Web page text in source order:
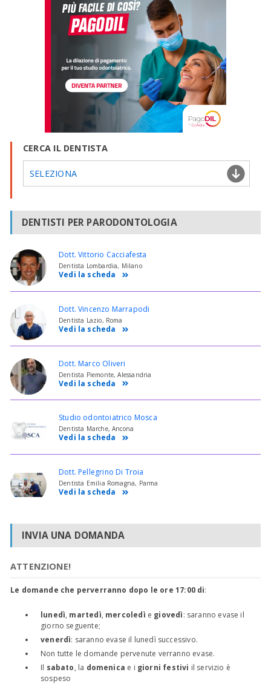
CERCA IL DENTISTA
SELEZIONA
DENTISTI PER PARODONTOLOGIA
Dott. Vittorio Cacciafesta
Dentista Lombardia, Milano
Vedi la scheda
Dott. Vincenzo Marrapodi
Dentista Lazio, Roma
Vedi la scheda
Dott. Marco Oliveri
Dentista Piemonte, Alessandria
Vedi la scheda
Studio odontoiatrico Mosca
Dentista Marche, Ancona
Vedi la scheda
Dott. Pellegrino Di Troia
Dentista Emilia Romagna, Parma
Vedi la scheda
INVIA UNA DOMANDA
ATTENZIONE!
Le domande che perverranno dopo le ore 17:00 di:
lunedì, martedì, mercoledì e giovedì: saranno evase il
giorno seguente;
venerdì: saranno evase il lunedì successivo.
Non tutte le domande pervenute verranno evase.
Il sabato, la domenica e i giorni festivi il servizio è
sospeso